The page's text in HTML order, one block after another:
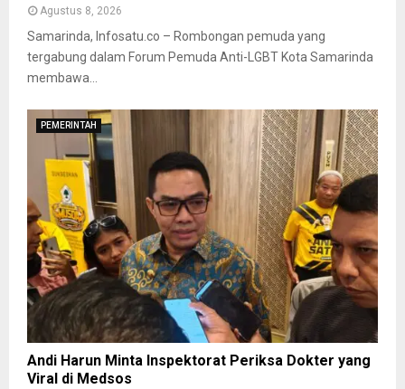
Agustus 8, 2026
Samarinda, Infosatu.co – Rombongan pemuda yang
tergabung dalam Forum Pemuda Anti-LGBT Kota Samarinda
membawa...
PEMERINTAH
Andi Harun Minta Inspektorat Periksa Dokter yang
Viral di Medsos